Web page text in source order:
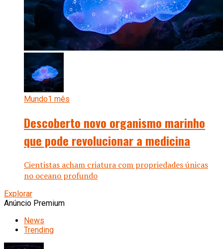
Mundo1 mês
Descoberto novo organismo marinho
que pode revolucionar a medicina
Cientistas acham criatura com propriedades únicas
no oceano profundo
Explorar
Anúncio Premium
News
Trending